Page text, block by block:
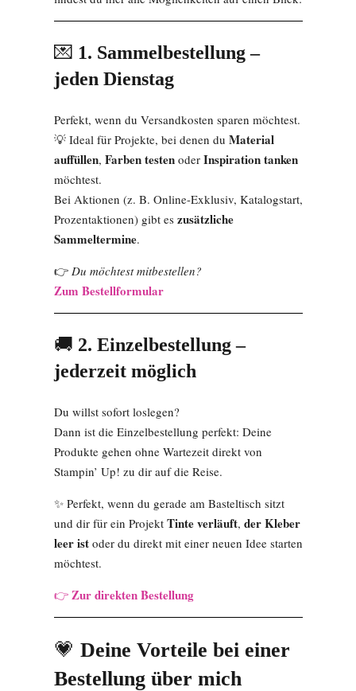
💌 1. Sammelbestellung –
jeden Dienstag
Perfekt, wenn du Versandkosten sparen möchtest.
💡 Ideal für Projekte, bei denen du Material
auffüllen, Farben testenoder Inspiration tanken
möchtest.
Bei Aktionen (z. B. Online-Exklusiv, Katalogstart,
Prozentaktionen) gibt es zusätzliche
Sammeltermine.
👉 Du möchtest mitbestellen?
Zum Bestellformular
🚚 2. Einzelbestellung –
jederzeit möglich
Du willst sofort loslegen?
Dann ist die Einzelbestellung perfekt: Deine
Produkte gehen ohne Wartezeit direkt von
Stampin’ Up! zu dir auf die Reise.
✨ Perfekt, wenn du gerade am Basteltisch sitzt
und dir für ein Projekt Tinte verläuft, der Kleber
leer istoder du direkt mit einer neuen Idee starten
möchtest.
👉 Zur direkten Bestellung
💗 Deine Vorteile bei einer
Bestellung über mich